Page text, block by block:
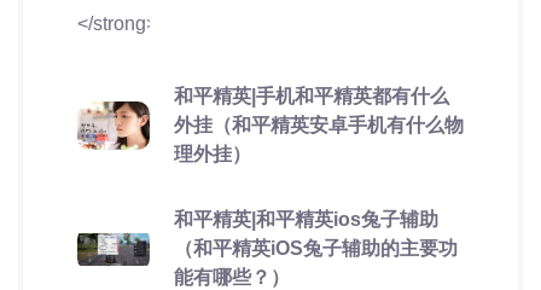
和平精英|手机和平精英都有什么
外挂（和平精英安卓手机有什么物
理外挂）
和平精英|和平精英ios兔子辅助
（和平精英iOS兔子辅助的主要功
能有哪些？）